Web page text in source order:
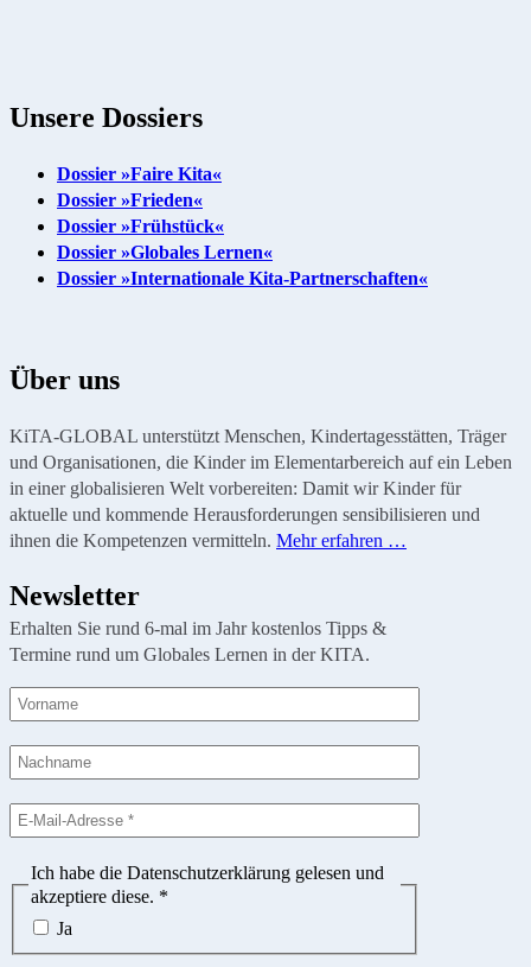
Unsere Dossiers
Dossier »Faire Kita«
Dossier »Frieden«
Dossier »Frühstück«
Dossier »Globales Lernen«
Dossier »Internationale Kita-Partnerschaften«
Über uns
KiTA-GLOBAL unterstützt Menschen, Kindertagesstätten, Träger
und Organisationen, die Kinder im Elementarbereich auf ein Leben
in einer globalisieren Welt vorbereiten: Damit wir Kinder für
aktuelle und kommende Herausforderungen sensibilisieren und
ihnen die Kompetenzen vermitteln. Mehr erfahren …
Newsletter
Erhalten Sie rund 6-mal im Jahr kostenlos Tipps &
Termine rund um Globales Lernen in der KITA.
Ich habe die Datenschutzerklärung gelesen und
akzeptiere diese. *
Ja